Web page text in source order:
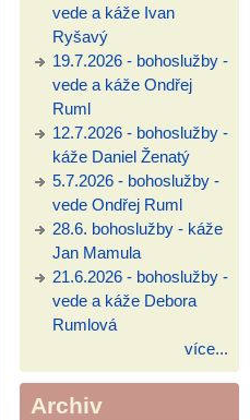
vede a káže Ivan
Ryšavý
19.7.2026 - bohoslužby -
vede a káže Ondřej
Ruml
12.7.2026 - bohoslužby -
káže Daniel Ženatý
5.7.2026 - bohoslužby -
vede Ondřej Ruml
28.6. bohoslužby - káže
Jan Mamula
21.6.2026 - bohoslužby -
vede a káže Debora
Rumlová
více...
Archiv